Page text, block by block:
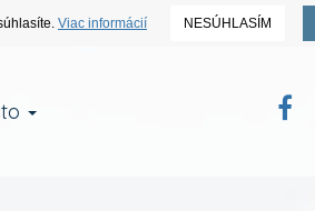
Viac informácií NESÚHLASÍM